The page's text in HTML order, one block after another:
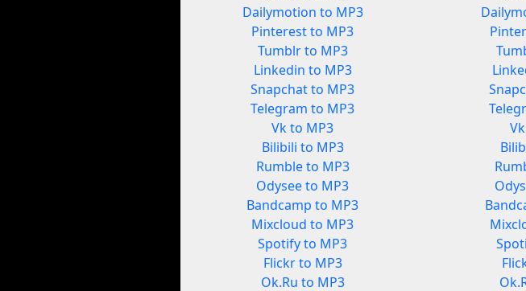
Dailymotion to MP3
Pinterest to MP3
Tumblr to MP3
Linkedin to MP3
Snapchat to MP3
Telegram to MP3
Vk to MP3
Bilibili to MP3
Rumble to MP3
Odysee to MP3
Bandcamp to MP3
Mixcloud to MP3
Spotify to MP3
Flickr to MP3
Ok.Ru to MP3